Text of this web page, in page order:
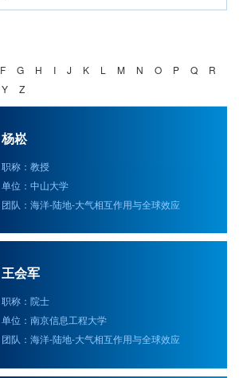
F G H I J K L M N O P Q
R
Y Z
杨崧
职称：教授
单位：中山大学
团队：海洋-陆地-大气相互作用与全球效应
王会军
职称：院士
单位：南京信息工程大学
团队：海洋-陆地-大气相互作用与全球效应